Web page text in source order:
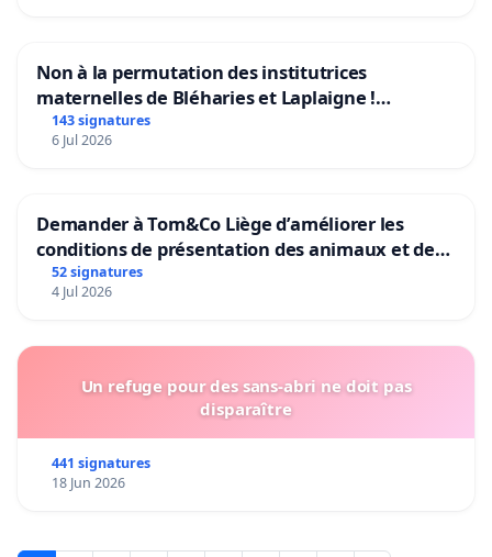
Non à la permutation des institutrices
maternelles de Bléharies et Laplaigne !
Préservons la stabilité de nos enfants.
143 signatures
6 Jul 2026
Demander à Tom&Co Liège d’améliorer les
conditions de présentation des animaux et de
mettre fin à la vente d’animaux en magasin
52 signatures
4 Jul 2026
Un refuge pour des sans-abri ne doit pas
disparaître
441 signatures
18 Jun 2026